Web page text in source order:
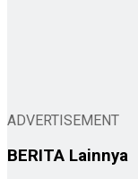
ADVERTISEMENT
BERITA Lainnya